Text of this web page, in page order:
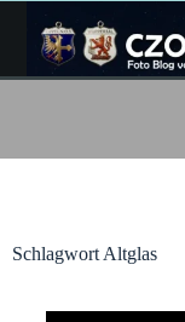
Inhalt
springen
Schlagwort Altglas